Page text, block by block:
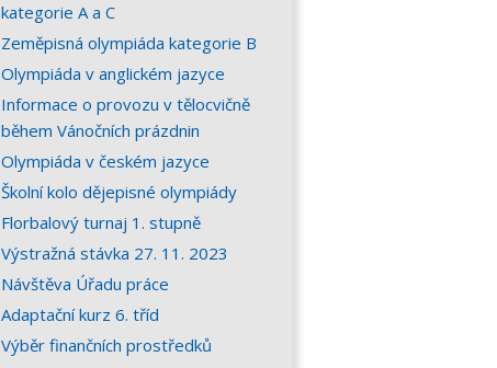
kategorie A a C
Zeměpisná olympiáda kategorie B
Olympiáda v anglickém jazyce
Informace o provozu v tělocvičně
během Vánočních prázdnin
Olympiáda v českém jazyce
Školní kolo dějepisné olympiády
Florbalový turnaj 1. stupně
Výstražná stávka 27. 11. 2023
Návštěva Úřadu práce
Adaptační kurz 6. tříd
Výběr finančních prostředků